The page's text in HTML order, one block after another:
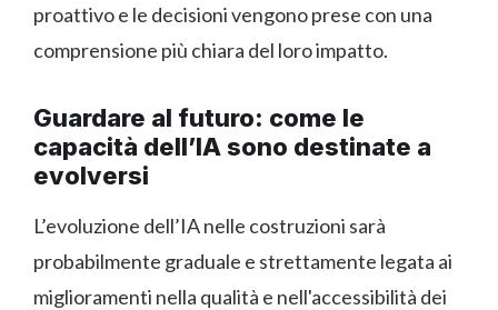
proattivo e le decisioni vengono prese con una
comprensione più chiara del loro impatto.
Guardare al futuro: come le
capacità dell’IA sono destinate a
evolversi
L’evoluzione dell’IA nelle costruzioni sarà
probabilmente graduale e strettamente legata ai
miglioramenti nella qualità e nell'accessibilità dei